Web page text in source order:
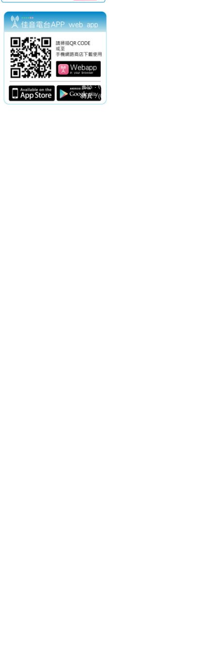
電話：(02)2369-9050
傳真：(02)2362-7816